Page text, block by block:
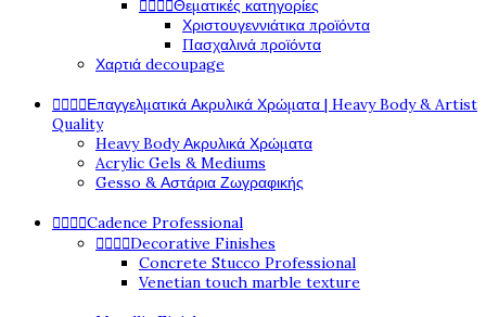
   Θεματικές κατηγορίες
Χριστουγεννιάτικα προϊόντα
Πασχαλινά προϊόντα
Χαρτιά decoupage
   Επαγγελματικά Ακρυλικά Χρώματα | Heavy Body & Artist
Quality
Heavy Body Ακρυλικά Χρώματα
Acrylic Gels & Mediums
Gesso & Αστάρια Ζωγραφικής
   Cadence Professional
   Decorative Finishes
Concrete Stucco Professional
Venetian touch marble texture